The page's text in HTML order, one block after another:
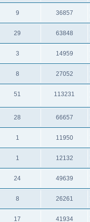
9 36857
29 63848
3 14959
8 27052
51 113231
28 66657
1 11950
1 12132
24 49639
8 26261
17 41934